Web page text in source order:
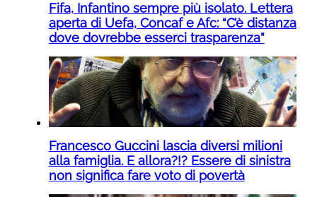
Fifa, Infantino sempre più isolato. Lettera
aperta di Uefa, Concaf e Afc: “C’è distanza
dove dovrebbe esserci trasparenza”
Francesco Guccini lascia diversi milioni
alla famiglia. E allora?!? Essere di sinistra
non significa fare voto di povertà